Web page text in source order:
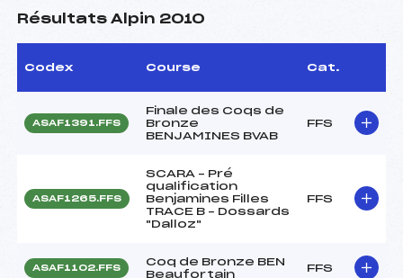
Résultats Alpin 2010
Codex Course Cat.
ASAF1391.FFS
Finale des Coqs de
Bronze
BENJAMINES BVAB
FFS
ASAF1265.FFS
SCARA – Pré
qualification
Benjamines Filles
TRACE B – Dossards
"Dalloz"
FFS
ASAF1102.FFS
Coq de Bronze BEN
Beaufortain
FFS